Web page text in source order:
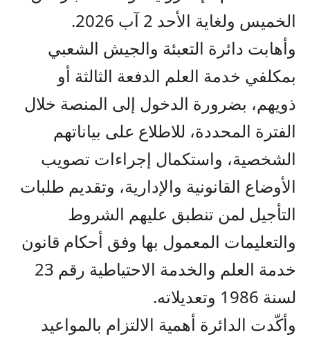
الخميس ولغاية الأحد 2 آب 2026.
وأهابت دائرة التعبئة والجيش الشعبي
بمكلفي خدمة العلم الدفعة الثالثة أو
ذويهم، بضرورة الدخول إلى المنصة خلال
الفترة المحددة، للاطلاع على بياناتهم
الشخصية، واستكمال إجراءات تصويب
الأوضاع القانونية والإدارية، وتقديم طلبات
التأجيل لمن تنطبق عليهم الشروط
والتعليمات المعمول بها وفق أحكام قانون
خدمة العلم والخدمة الاحتياطية رقم 23
لسنة 1986 وتعديلاته.
وأكّدت الدائرة أهمية الالتزام بالمواعيد